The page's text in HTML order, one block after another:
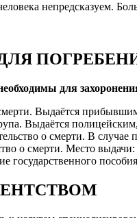
непредсказуем.
для
Выдаётся
Выдаётся
о смерти. В случае
о смерти. Место
государственного